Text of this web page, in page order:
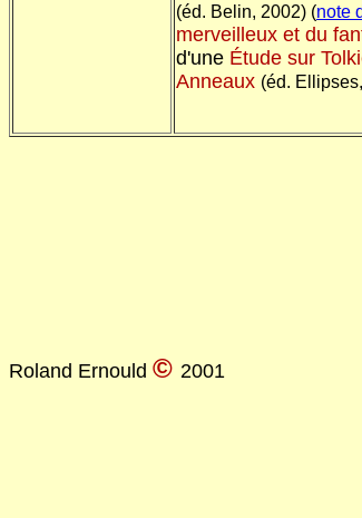
(éd. Belin, 2002) (note
merveilleux et du
d'une Étude sur
Anneaux (éd.
Roland Ernould © 2001